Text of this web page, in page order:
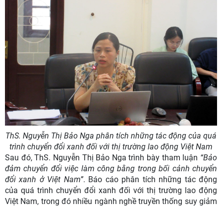
ThS. Nguyễn Thị Bảo Nga phân tích những tác động của quá
trình chuyển đổi xanh đối với thị trường lao động Việt Nam
Sau đó, ThS. Nguyễn Thị Bảo Nga trình bày tham luận “Bảo
đảm chuyển đổi việc làm công bằng trong bối cảnh chuyển
đổi xanh ở Việt Nam”. Báo cáophân tích những tác động
của quá trình chuyển đổi xanh đối với thị trường lao động
Việt Nam, trong đó nhiều ngành nghề truyền thống suy giảm